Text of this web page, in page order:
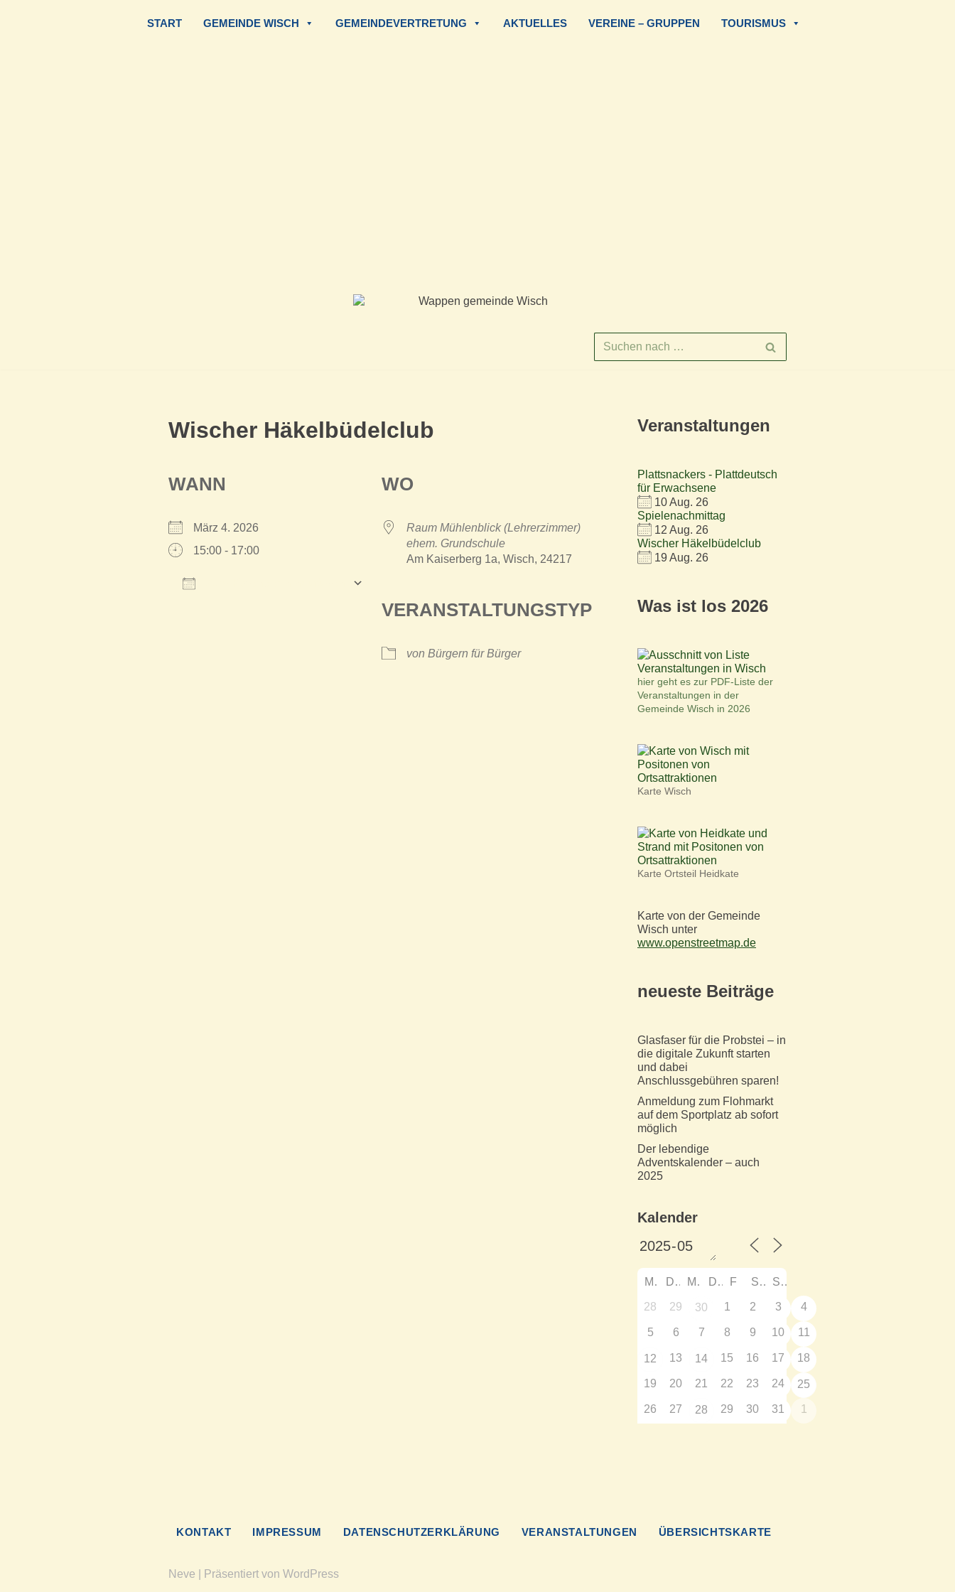
START GEMEINDE WISCH GEMEINDEVERTRETUNG AKTUELLES VEREINE – GRUPPEN TOURISMUS
Wischer Häkelbüdelclub
WANN
März 4. 2026
15:00 - 17:00
Outlook Live
WO
Raum Mühlenblick (Lehrerzimmer)
ehem. Grundschule
Am Kaiserberg 1a, Wisch, 24217
VERANSTALTUNGSTYP
von Bürgern für Bürger
Veranstaltungen
Plattsnackers - Plattdeutsch
für Erwachsene
10 Aug. 26
Spielenachmittag
12 Aug. 26
Wischer Häkelbüdelclub
19 Aug. 26
Was ist los 2026
hier geht es zur PDF-Liste der
Veranstaltungen in der
Gemeinde Wisch in 2026
Karte Wisch
Karte Ortsteil Heidkate
Karte von der Gemeinde
Wisch unter
www.openstreetmap.de
neueste Beiträge
Glasfaser für die Probstei – in
die digitale Zukunft starten
und dabei
Anschlussgebühren sparen!
Anmeldung zum Flohmarkt
auf dem Sportplatz ab sofort
möglich
Der lebendige
Adventskalender – auch
2025
Kalender
M D M D F S S
28 29 30 1 2 3 4
5 6 7 8 9 10 11
12 13 14 15 16 17 18
19 20 21 22 23 24 25
26 27 28 29 30 31 1
KONTAKT IMPRESSUM DATENSCHUTZERKLÄRUNG VERANSTALTUNGEN ÜBERSICHTSKARTE
Neve | Präsentiert von WordPress